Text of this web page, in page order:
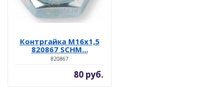
Контргайка М16х1,5
820867 SCHM...
820867
80 руб.